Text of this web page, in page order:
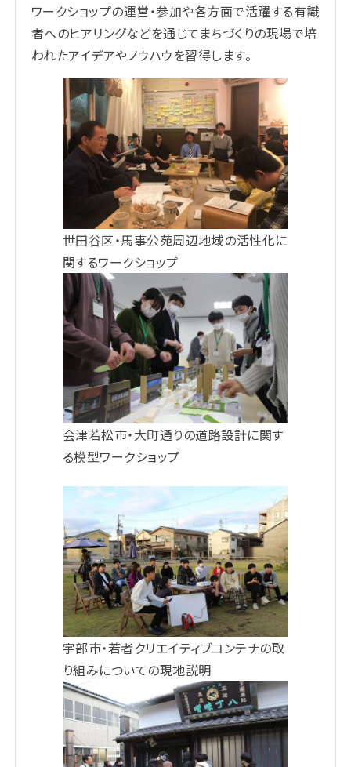
ワークショップの運営・参加や各⽅⾯で活躍する有識
者へのヒアリングなどを通じてまちづくりの現場で培
われたアイデアやノウハウを習得します。
世⽥⾕区・⾺事公苑周辺地域の活性化に
関するワークショップ
会津若松市・⼤町通りの道路設計に関す
る模型ワークショップ
宇部市・若者クリエイティブコンテナの取
り組みについての現地説明